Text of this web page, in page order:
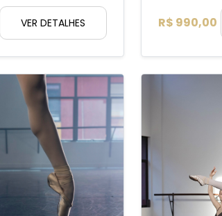
VER DETALHES R$ 990,00